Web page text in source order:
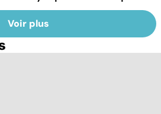
Voir plus